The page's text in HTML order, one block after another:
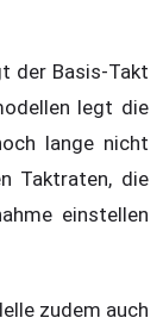
der Basis-Takt
legt die
lange nicht
Taktraten, die
einstellen
zudem auch